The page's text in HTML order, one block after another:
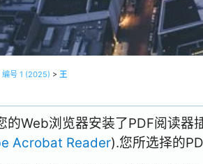
编号 1 (2025) > 王
的Web浏览器安装了PDF阅读器
Acrobat Reader).您所选择的